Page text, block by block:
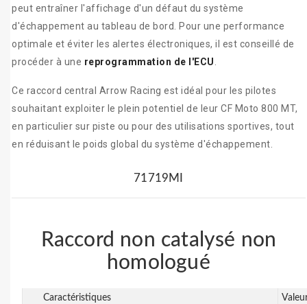
peut entraîner l'affichage d'un défaut du système
d'échappement au tableau de bord. Pour une performance
optimale et éviter les alertes électroniques, il est conseillé de
procéder à une reprogrammation de l'ECU
Ce raccord central Arrow Racing est idéal pour les pilotes
souhaitant exploiter le plein potentiel de leur CF Moto 800 MT,
en particulier sur piste ou pour des utilisations sportives, tout
en réduisant le poids global du système d'échappement.
71719MI
Raccord non catalysé non
homologué
Caractéristiques